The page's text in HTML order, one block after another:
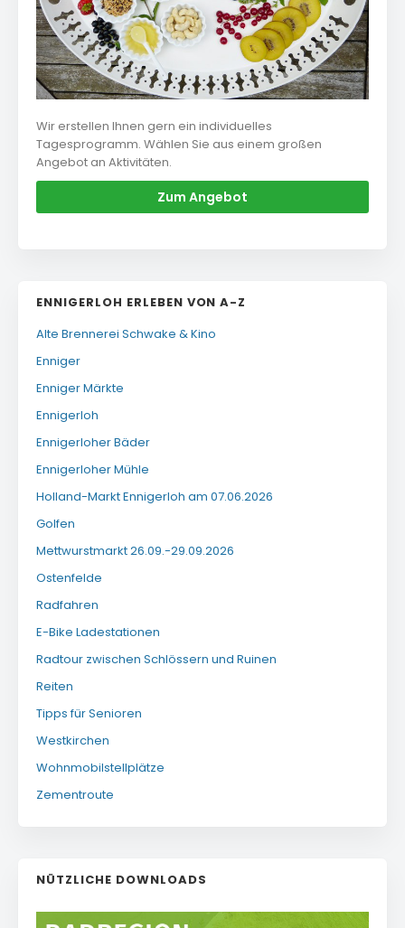
Wir erstellen Ihnen gern ein individuelles
Tagesprogramm. Wählen Sie aus einem großen
Angebot an Aktivitäten.
Zum Angebot
ENNIGERLOH ERLEBEN VON A-Z
Alte Brennerei Schwake & Kino
Enniger
Enniger Märkte
Ennigerloh
Ennigerloher Bäder
Ennigerloher Mühle
Holland-Markt Ennigerloh am 07.06.2026
Golfen
Mettwurstmarkt 26.09.-29.09.2026
Ostenfelde
Radfahren
E-Bike Ladestationen
Radtour zwischen Schlössern und Ruinen
Reiten
Tipps für Senioren
Westkirchen
Wohnmobilstellplätze
Zementroute
NÜTZLICHE DOWNLOADS